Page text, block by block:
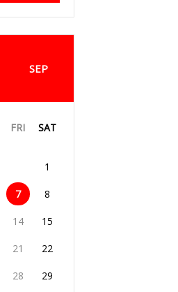
SEP
FRI SAT
1
7 8
14 15
21 22
28 29